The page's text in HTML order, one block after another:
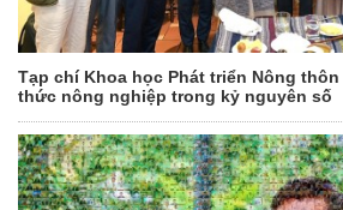
Tạp chí Khoa học Phát triển Nông thôn
thức nông nghiệp trong kỷ nguyên số